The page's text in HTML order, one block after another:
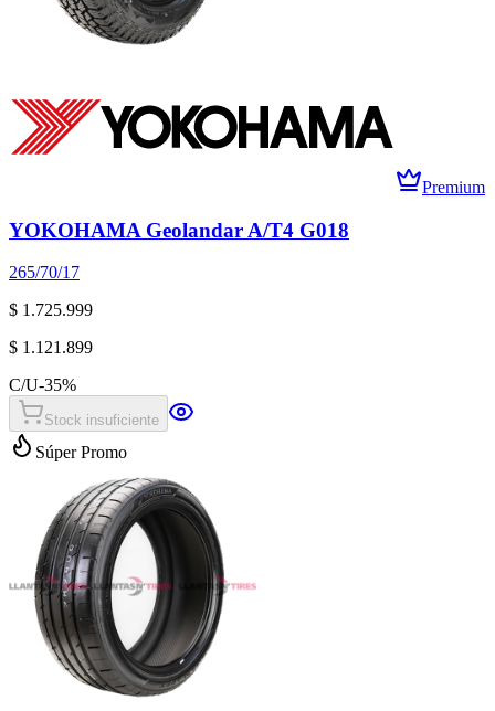
Premium
YOKOHAMA Geolandar A/T4 G018
265/70/17
$ 1.725.999
$ 1.121.899
C/U-35%
Stock insuficiente
Súper Promo